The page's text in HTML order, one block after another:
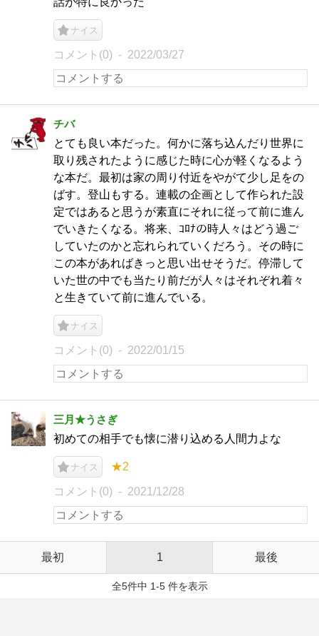
ナイス
コメント(0) 2022/03/27
チバ
とても良い本だった。何かに落ち込んだり世界に
取り残されたように感じた時に心が軽くなるよう
な本だ。最初は家の周り付近をやがて少し足をの
ばす。登山もする。連載の企画として作られた設
定ではあると思うが素直にそれに従って前に進ん
でいきたくなる。将来、ｺﾛﾅの時人々はどう過ご
していたのかと忘れられていくだろう。その時に
この本があればきっと思い出せそうだ。停滞して
いた世の中でも当たり前だが人々はそれぞれ着々
と生きていて前に進んでいる。
ナイス
コメント(0) 2022/01/15
三月★うさぎ
初めての相手でも懐に潜り込める人間力よな
ナイス ★2
コメント(0) 2021/12/28
最初 1 最後
全5件中 1-5 件を表示